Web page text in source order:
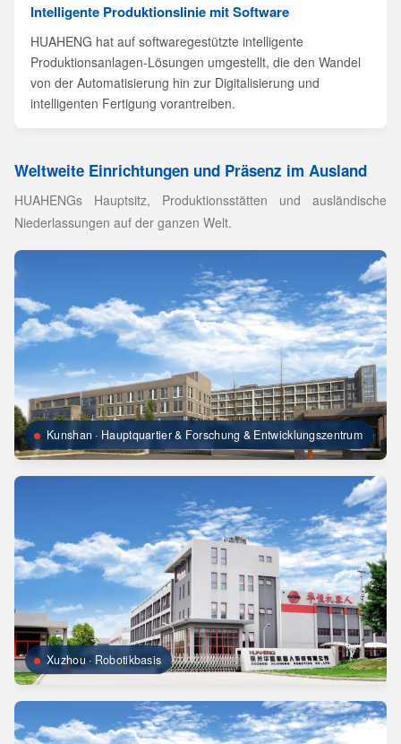
Intelligente Produktionslinie mit Software
HUAHENG hat auf softwaregestützte intelligente
Produktionsanlagen-Lösungen umgestellt, die den Wandel
von der Automatisierung hin zur Digitalisierung und
intelligenten Fertigung vorantreiben.
Weltweite Einrichtungen und Präsenz im Ausland
HUAHENGs Hauptsitz, Produktionsstätten und ausländische
Niederlassungen auf der ganzen Welt.
Kunshan · Hauptquartier & Forschung & Entwicklungszentrum
Xuzhou · Robotikbasis